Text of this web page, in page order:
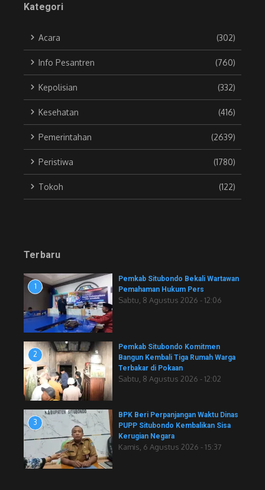
Kategori
Acara (302)
Info Pesantren (760)
Kepolisian (332)
Kesehatan (416)
Pemerintahan (2639)
Peristiwa (1780)
Tokoh (122)
Terbaru
1
Pemkab Situbondo Bekali Wartawan
Pemahaman Hukum Pers
Sabtu, 8 Agustus 2026 - 12:06
2
Pemkab Situbondo Komitmen
Bangun Kembali Tiga Rumah Warga
Terbakar di Pokaan
Sabtu, 8 Agustus 2026 - 12:02
3
BPK Beri Perpanjangan Waktu Dinas
PUPP Situbondo Kembalikan Sisa
Kerugian Negara
Kamis, 6 Agustus 2026 - 15:37